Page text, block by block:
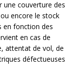
une couverture des
encore le stock
en fonction des
en cas de
attentat de vol, de
défectueuses